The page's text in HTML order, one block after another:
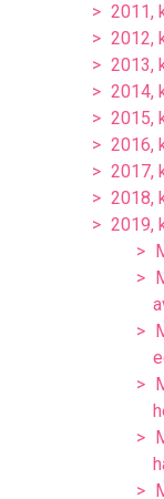
2011,
2012,
2013,
2014,
2015,
2016,
2017,
2018,
2019,